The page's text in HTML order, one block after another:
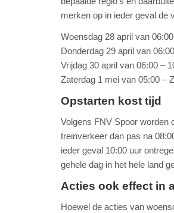
merken op in ieder geval de
Woensdag 28 april van
Donderdag 29 april van
Vrijdag 30 april van 06:00 –
Zaterdag 1 mei van 05:00 –
Opstarten kost tijd
Volgens FNV Spoor worden
treinverkeer dan pas na
ieder geval 10:00 uur
gehele dag in het hele land
Acties ook effect in
Hoewel de acties van